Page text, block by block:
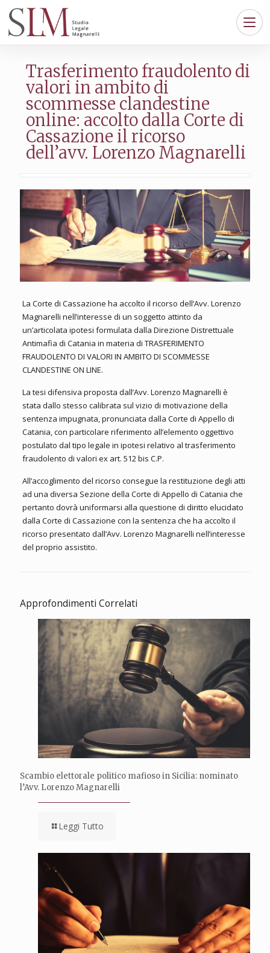
Trasferimento fraudolento di
valori in ambito di
scommesse clandestine
online: accolto dalla Corte di
Cassazione il ricorso
dell’avv. Lorenzo Magnarelli
La Corte di Cassazione ha accolto il ricorso dell’Avv. Lorenzo
Magnarelli nell’interesse di un soggetto attinto da
un’articolata ipotesi formulata dalla Direzione Distrettuale
Antimafia di Catania in materia di TRASFERIMENTO
FRAUDOLENTO DI VALORI IN AMBITO DI SCOMMESSE
CLANDESTINE ON LINE.
La tesi difensiva proposta dall’Avv. Lorenzo Magnarelli è
stata dallo stesso calibrata sul vizio di motivazione della
sentenza impugnata, pronunciata dalla Corte di Appello di
Catania, con particolare riferimento all’elemento oggettivo
postulato dal tipo legale in ipotesi relativo al trasferimento
fraudolento di valori ex art. 512 bis C.P.
All’accoglimento del ricorso consegue la restituzione degli atti
ad una diversa Sezione della Corte di Appello di Catania che
pertanto dovrà uniformarsi alla questione di diritto elucidato
dalla Corte di Cassazione con la sentenza che ha accolto il
ricorso presentato dall’Avv. Lorenzo Magnarelli nell’interesse
del proprio assistito.
Approfondimenti Correlati
Scambio elettorale politico mafioso in Sicilia: nominato
l’Avv. Lorenzo Magnarelli
Leggi Tutto